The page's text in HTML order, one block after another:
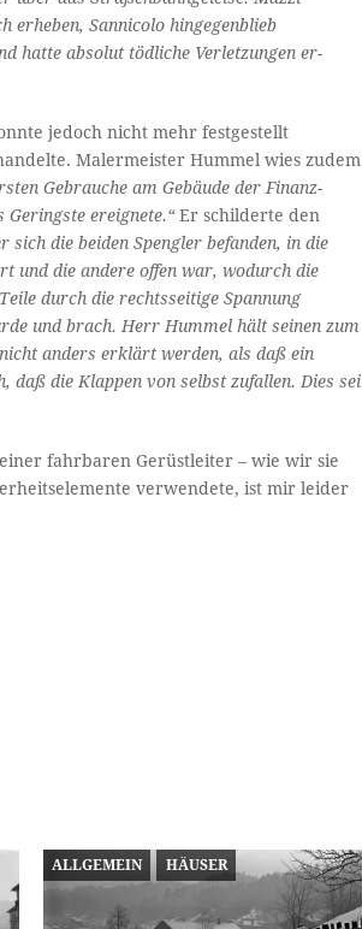
erheben, Sannicolo hingegenblieb
hatte absolut tödliche Verletzungen er­
jedoch nicht mehr festgestellt
Malermeister Hummel wies zudem
Gebrauche am Gebäude der Finanz-
Geringste ereignete.“Er schilderte den
die beiden Spengler befanden, in die
und die andere offen war, wodurch die
durch die rechtsseitige Spannung
und brach. Herr Hummel hält seinen zum
anders erklärt werden, als daß ein
daß die Klappen von selbst zufallen. Dies sei
fahrbaren Gerüstleiter – wie wir sie
verwendete, ist mir leider
ALLGEMEIN HÄUSER